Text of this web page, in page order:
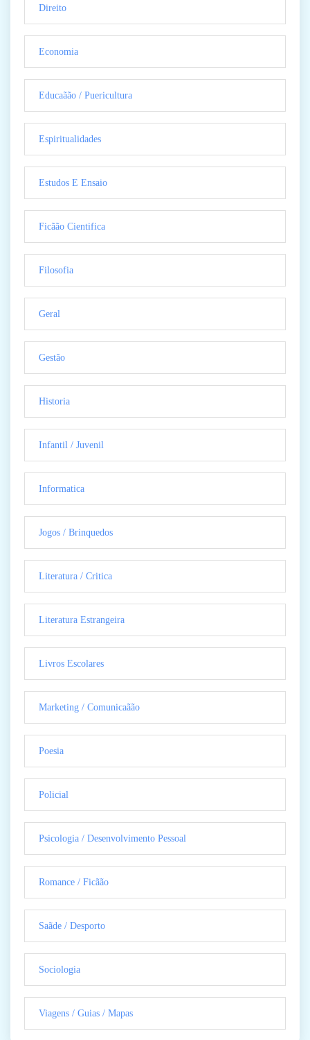
Direito
Economia
Educaãão / Puericultura
Espiritualidades
Estudos E Ensaio
Ficãão Cientifica
Filosofia
Geral
Gestão
Historia
Infantil / Juvenil
Informatica
Jogos / Brinquedos
Literatura / Critica
Literatura Estrangeira
Livros Escolares
Marketing / Comunicaãão
Poesia
Policial
Psicologia / Desenvolvimento Pessoal
Romance / Ficãão
Saãde / Desporto
Sociologia
Viagens / Guias / Mapas